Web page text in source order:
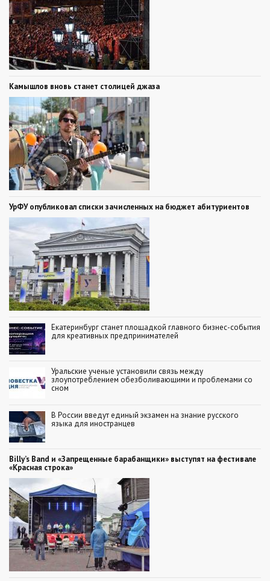
Камышлов вновь станет столицей джаза
УрФУ опубликовал списки зачисленных на бюджет абитуриентов
Екатеринбург станет площадкой главного бизнес-события
для креативных предпринимателей
Уральские ученые установили связь между
злоупотреблением обезболивающими и проблемами со
сном
В России введут единый экзамен на знание русского
языка для иностранцев
Billy’s Band и «Запрещенные барабанщики» выступят на фестивале
«Красная строка»